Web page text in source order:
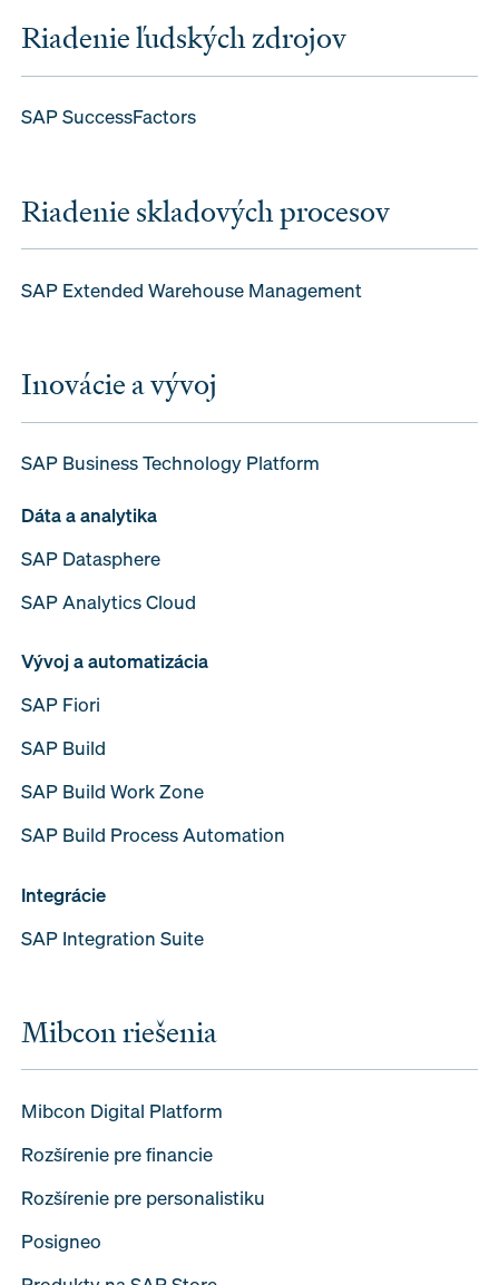
Riadenie ľudských zdrojov
SAP SuccessFactors
Riadenie skladových procesov
SAP Extended Warehouse Management
Inovácie a vývoj
SAP Business Technology Platform
Dáta a analytika
SAP Datasphere
SAP Analytics Cloud
Vývoj a automatizácia
SAP Fiori
SAP Build
SAP Build Work Zone
SAP Build Process Automation
Integrácie
SAP Integration Suite
Mibcon riešenia
Mibcon Digital Platform
Rozšírenie pre financie
Rozšírenie pre personalistiku
Posigneo